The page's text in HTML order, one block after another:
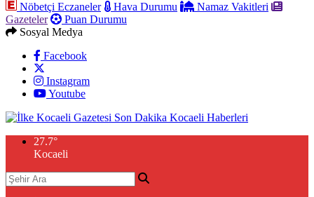
Nöbetçi Eczaneler
Hava Durumu
Namaz Vakitleri
Gazeteler
Puan Durumu
Sosyal Medya
Facebook
Instagram
Youtube
27.7°
Kocaeli